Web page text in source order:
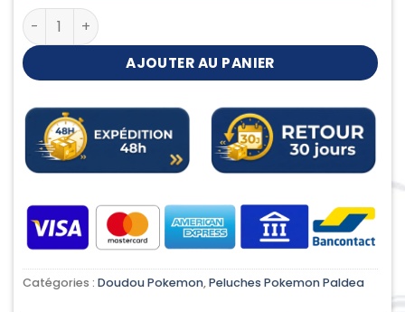
quantité de Peluche Poussacha
AJOUTER AU PANIER
Catégories : Doudou Pokemon,Peluches Pokemon Paldea